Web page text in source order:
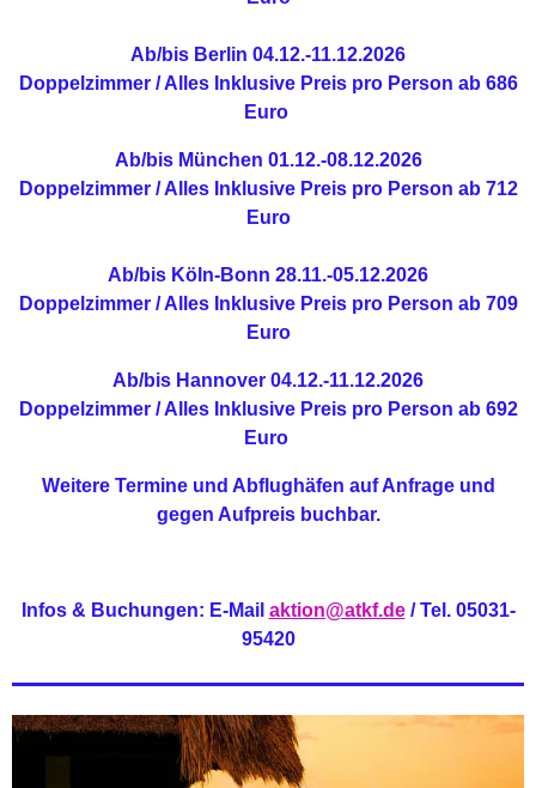
Ab/bis Berlin 04.12.-11.12.2026
Doppelzimmer / Alles Inklusive Preis pro Person ab 686
Euro
Ab/bis München 01.12.-08.12.2026
Doppelzimmer / Alles Inklusive Preis pro Person ab 712
Euro
Ab/bis Köln-Bonn 28.11.-05.12.2026
Doppelzimmer / Alles Inklusive Preis pro Person ab 709
Euro
Ab/bis Hannover 04.12.-11.12.2026
Doppelzimmer / Alles Inklusive Preis pro Person ab 692
Euro
Weitere Termine und Abflughäfen auf Anfrage und
gegen Aufpreis buchbar.
Infos & Buchungen: E-Mail aktion@atkf.de/ Tel. 05031-
95420